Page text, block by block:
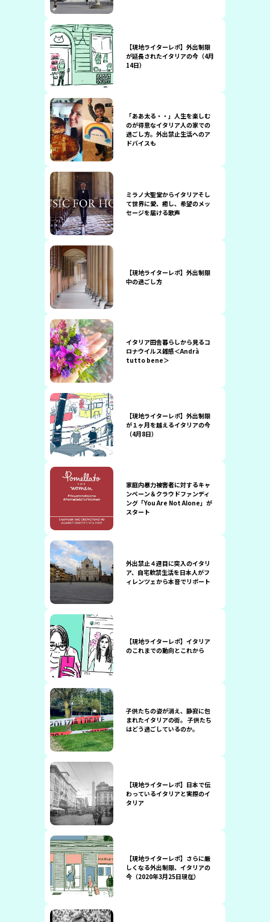
【現地ライターレポ】外出制限
が延長されたイタリアの今（4月
14日）
「ああ太る・・」人生を楽しむ
のが得意なイタリア人の家での
過ごし方。外出禁止生活へのア
ドバイスも
ミラノ大聖堂からイタリアそし
て世界に愛、癒し、希望のメッ
セージを届ける歌声
【現地ライターレポ】外出制限
中の過ごし方
イタリア田舎暮らしから見るコ
ロナウイルス雑感＜Andrà
tutto bene＞
【現地ライターレポ】外出制限
が１ヶ月を越えるイタリアの今
（4月8日）
家庭内暴力被害者に対するキャ
ンペーン＆クラウドファンディ
ング「You Are Not Alone」が
スタート
外出禁止４週目に突入のイタリ
ア、自宅軟禁生活を日本人がフ
ィレンツェから本音でリポート
【現地ライターレポ】イタリア
のこれまでの動向とこれから
子供たちの姿が消え、静寂に包
まれたイタリアの街。 子供たち
はどう過ごしているのか。
【現地ライターレポ】日本で伝
わっているイタリアと実際のイ
タリア
【現地ライターレポ】さらに厳
しくなる外出制限、イタリアの
今（2020年3月25日現在）